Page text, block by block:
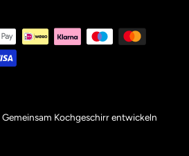
Gemeinsam Kochgeschirr entwickeln